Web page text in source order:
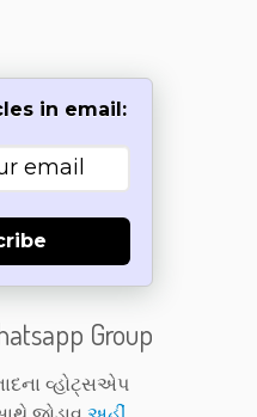
in email:
Group
વ્હોટ્સએપ